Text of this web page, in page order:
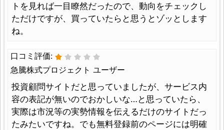
トを見れば一目瞭然だったので、動向をチェックし
ただけですが、買っていたらと思うとゾッとします
ね。
口コミ評価:
急騰株式プロジェクト ユーザー
投資顧問サイトだと思っていましたが、サービス内
容の表記が無いのでおかしいな…と思っていたら、
実際は市況等の実勢情報を伝えるだけのサイトだっ
たみたいですね。でも無料登録前のページには明確